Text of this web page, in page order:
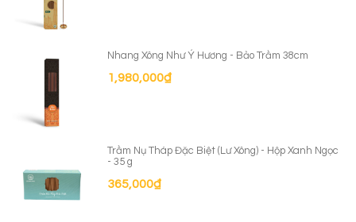
Nhang Xông Như Ý Hương - Bảo Trầm 38cm
1,980,000₫
Trầm Nụ Tháp Đặc Biệt (Lư Xông) - Hộp Xanh Ngọc
- 35 g
365,000₫